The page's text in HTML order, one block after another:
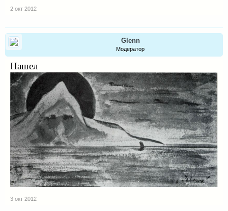
2 окт 2012
Glenn
Модератор
Нашел
3 окт 2012